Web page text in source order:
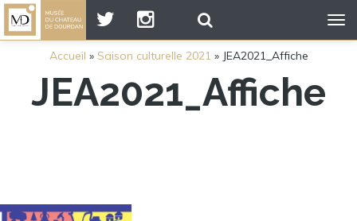
Accueil » Saison culturelle 2021 » JEA2021_Affiche
JEA2021_Affiche